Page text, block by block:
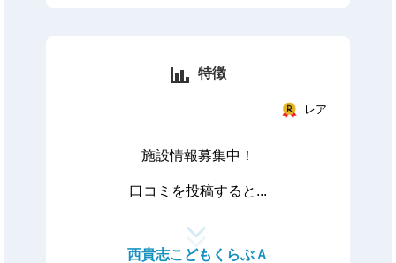
特徴
レア
施設情報募集中！
口コミを投稿すると...
西貴志こどもくらぶＡ